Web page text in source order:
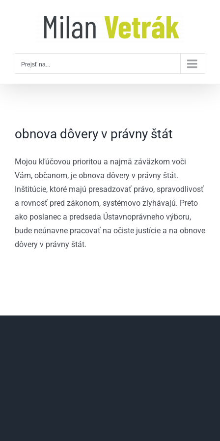
Prejsť na...
obnova dôvery v právny štát
Mojou kľúčovou prioritou a najmä záväzkom voči
Vám, občanom, je obnova dôvery v právny štát.
Inštitúcie, ktoré majú presadzovať právo, spravodlivosť
a rovnosť pred zákonom, systémovo zlyhávajú. Preto
ako poslanec a predseda Ústavnoprávneho výboru,
bude neúnavne pracovať na očiste justície a na obnove
dôvery v právny štát.